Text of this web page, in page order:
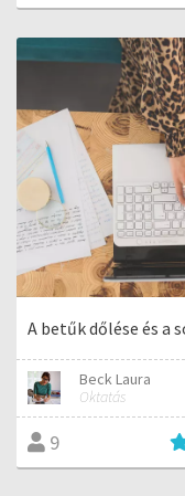
A betűk dőlése és a
Beck Laura
Oktatás
9